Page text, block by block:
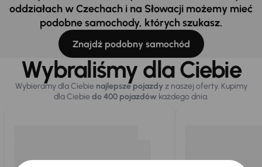
oddziałach w Czechach i na Słowacji możemy mieć
podobne samochody, których szukasz.
Znajdź podobny samochód
Wybraliśmy dla Ciebie
Wybieramy dla Ciebie najlepsze pojazdy z naszej oferty. Kupimy
dla Ciebiedo 400 pojazdówkażdego dnia.